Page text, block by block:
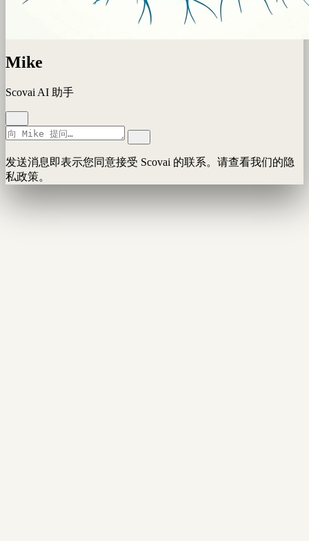
Mike
Scovai AI 助手
发送消息即表示您同意接受 Scovai 的联系。请查看我们的隐
私政策。